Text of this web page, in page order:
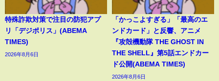
特殊詐欺対策で注目の防犯アプ
リ「デジポリス」(ABEMA
TIMES)
2026年8月6日
「かっこよすぎる」「最高のエ
ンドカード」と反響、アニメ
『攻殻機動隊 THE GHOST IN
THE SHELL』第5話エンドカー
ド公開(ABEMA TIMES)
2026年8月6日